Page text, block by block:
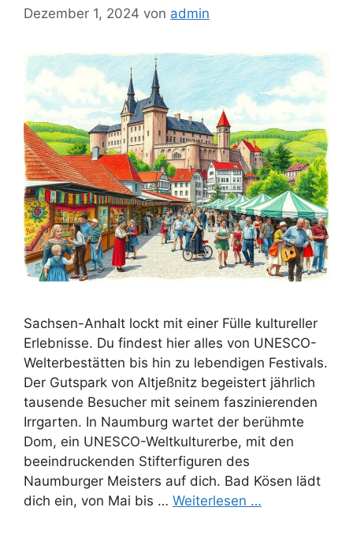
Dezember 1, 2024 von admin
Sachsen-Anhalt lockt mit einer Fülle kultureller
Erlebnisse. Du findest hier alles von UNESCO-
Welterbestätten bis hin zu lebendigen Festivals.
Der Gutspark von Altjeßnitz begeistert jährlich
tausende Besucher mit seinem faszinierenden
Irrgarten. In Naumburg wartet der berühmte
Dom, ein UNESCO-Weltkulturerbe, mit den
beeindruckenden Stifterfiguren des
Naumburger Meisters auf dich. Bad Kösen lädt
dich ein, von Mai bis … Weiterlesen …